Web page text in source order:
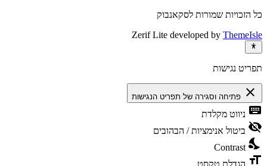
כל הזכויות שמורות לסקאנבוק
Zerif Lite developed by ThemeIsle
תפריט נגישות
close פתיחה וסגירה של תפריט הנגישות
keyboard ניווט מקלדת
visibility_off ביטול אנימציות / הבהובים
nights_stay
Contrast
format_size הגדלת טקסט